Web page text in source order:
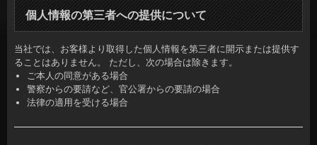
個人情報の第三者への提供について
当社では、お客様より取得した個人情報を第三者に開示または提供す
ることはありません。 ただし、次の場合は除きます。
ご本人の同意がある場合
警察からの要請など、官公署からの要請の場合
法律の適用を受ける場合